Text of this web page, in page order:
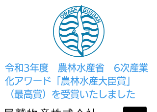
​令和3年度 農林水産省 6次産業
化アワード「農林水産大臣賞」
（最高賞）を受賞いたしました